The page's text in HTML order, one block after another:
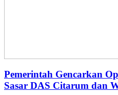
Pemerintah Gencarkan
Sasar DAS Citarum dan